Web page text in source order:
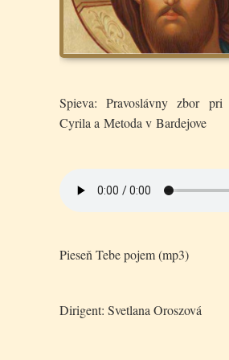
Spieva: Pravoslávny zbor pri
Cyrila a Metoda v Bardejove
Pieseň Tebe pojem (mp3)
Dirigent: Svetlana Oroszová